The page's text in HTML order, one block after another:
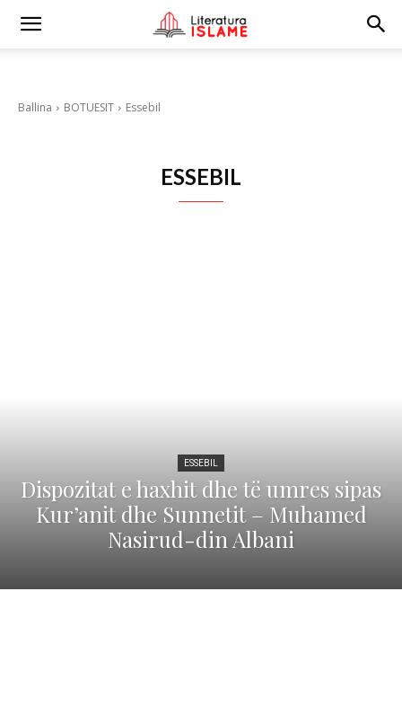
Ballina BOTUESIT Essebil
ESSEBIL
ESSEBIL
Dispozitat e haxhit dhe të umres sipas
Kur’anit dhe Sunnetit – Muhamed
Nasirud-din Albani